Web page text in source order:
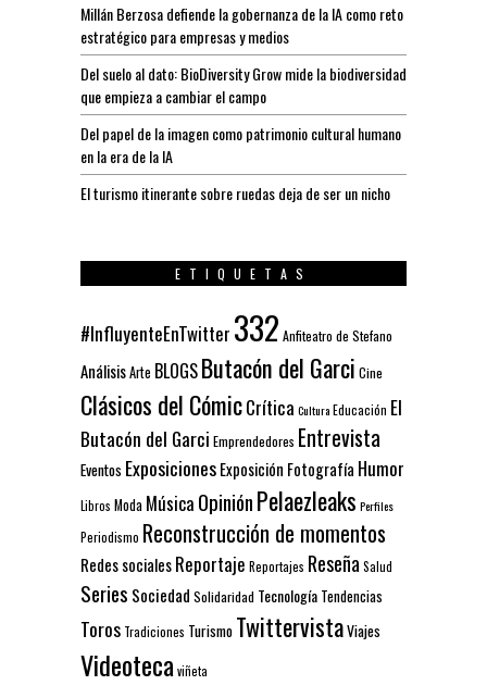
Millán Berzosa defiende la gobernanza de la IA como reto
estratégico para empresas y medios
Del suelo al dato: BioDiversity Grow mide la biodiversidad
que empieza a cambiar el campo
Del papel de la imagen como patrimonio cultural humano
en la era de la IA
El turismo itinerante sobre ruedas deja de ser un nicho
ETIQUETAS
#InfluyenteEnTwitter 332 Anfiteatro de Stefano
AnálisisArte BLOGSButacón del Garci Cine
Clásicos del CómicCrítica CulturaEducación El
Butacón del Garci Emprendedores Entrevista
Eventos ExposicionesExposición Fotografía Humor
Libros Moda Música OpiniónPelaezleaks Perfiles
Periodismo Reconstrucción de momentos
Redes socialesReportaje Reportajes Reseña Salud
Series Sociedad Solidaridad Tecnología Tendencias
Toros Tradiciones Turismo TwittervistaViajes
Videoteca viñeta